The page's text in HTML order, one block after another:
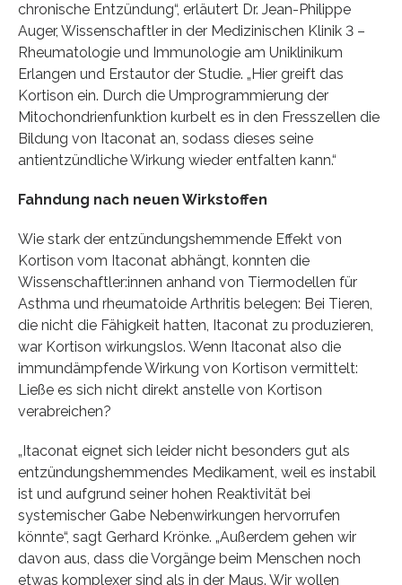
chronische Entzündung“, erläutert Dr. Jean-Philippe
Auger, Wissenschaftler in der Medizinischen Klinik 3 –
Rheumatologie und Immunologie am Uniklinikum
Erlangen und Erstautor der Studie. „Hier greift das
Kortison ein. Durch die Umprogrammierung der
Mitochondrienfunktion kurbelt es in den Fresszellen die
Bildung von Itaconat an, sodass dieses seine
antientzündliche Wirkung wieder entfalten kann.“
Fahndung nach neuen Wirkstoffen
Wie stark der entzündungshemmende Effekt von
Kortison vom Itaconat abhängt, konnten die
Wissenschaftler:innen anhand von Tiermodellen für
Asthma und rheumatoide Arthritis belegen: Bei Tieren,
die nicht die Fähigkeit hatten, Itaconat zu produzieren,
war Kortison wirkungslos. Wenn Itaconat also die
immundämpfende Wirkung von Kortison vermittelt:
Ließe es sich nicht direkt anstelle von Kortison
verabreichen?
„Itaconat eignet sich leider nicht besonders gut als
entzündungshemmendes Medikament, weil es instabil
ist und aufgrund seiner hohen Reaktivität bei
systemischer Gabe Nebenwirkungen hervorrufen
könnte“, sagt Gerhard Krönke. „Außerdem gehen wir
davon aus, dass die Vorgänge beim Menschen noch
etwas komplexer sind als in der Maus. Wir wollen